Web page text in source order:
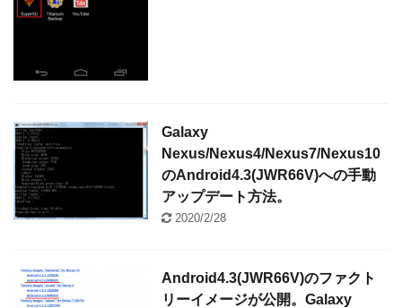
Galaxy
Nexus/Nexus4/Nexus7/Nexus10
のAndroid4.3(JWR66V)への手動
アップデート方法。
2020/2/28
Android4.3(JWR66V)のファクト
リーイメージが公開。Galaxy